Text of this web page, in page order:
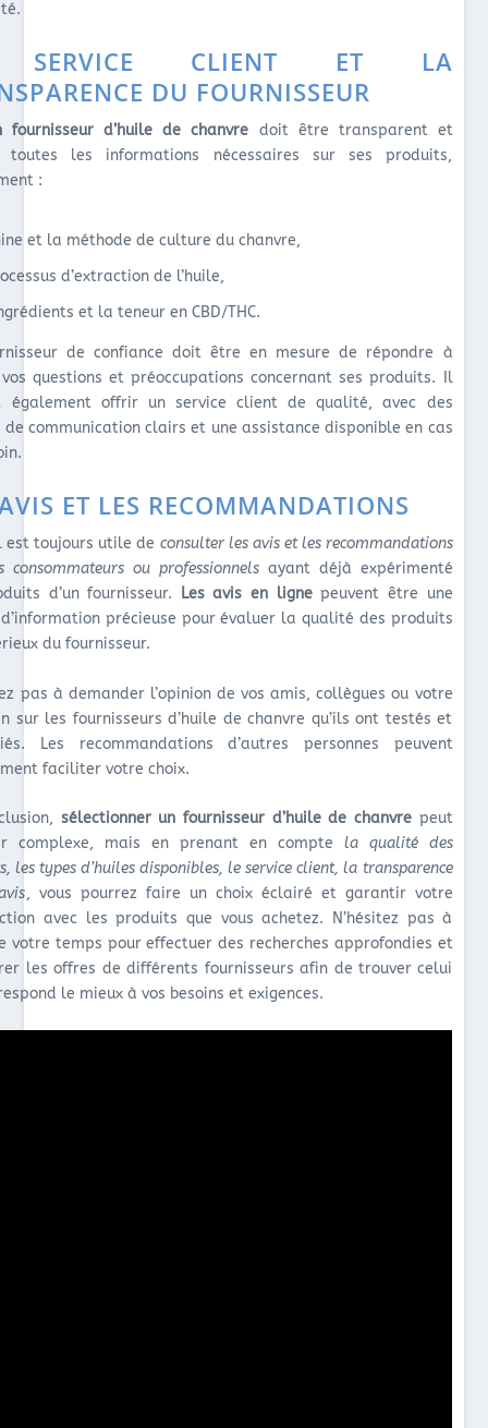
SERVICE CLIENT ET LA
DU FOURNISSEUR
fournisseur d’huile de chanvre doit être transparent et
toutes les informations nécessaires sur ses produits,
:
et la méthode de culture du chanvre,
d’extraction de l’huile,
et la teneur en CBD/THC.
de confiance doit être en mesure de répondre à
questions et préoccupations concernant ses produits. Il
également offrir un service client de qualité, avec des
de communication clairs et une assistance disponible en cas
ET LES RECOMMANDATIONS
est toujours utile de consulter les avis et les recommandations
consommateurs ou professionnels ayant déjà expérimenté
d’un fournisseur.
Les avis en lignepeuvent être une
précieuse pour évaluer la qualité des produits
du fournisseur.
pas à demander l’opinion de vos amis, collègues ou votre
sur les fournisseurs d’huile de chanvre qu’ils ont testés et
Les recommandations d’autres personnes peuvent
faciliter votre choix.
sélectionner un fournisseur d’huile de chanvrepeut
complexe, mais en prenant en compte la qualité des
les types d’huiles disponibles, le service client, la transparence
, vous pourrez faire un choix éclairé et garantir votre
avec les produits que vous achetez. N’hésitez pas à
votre temps pour effectuer des recherches approfondies et
les offres de différents fournisseurs afin de trouver celui
le mieux à vos besoins et exigences.